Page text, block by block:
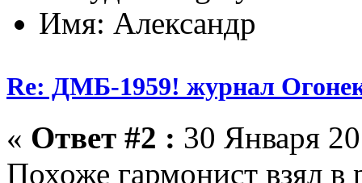
Имя: Александр
Re: ДМБ-1959! журнал
« Ответ #2 : 30 Января
Похоже гармонист взял в